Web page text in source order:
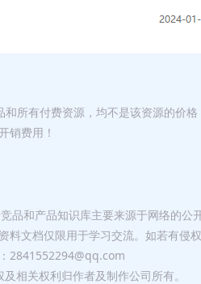
所有付费资源，均不是该资源的价
销费用！
品和产品知识库主要来源于网络的
料文档仅限用于学习交流。如若有侵
2841552294@qq.com
相关权利归作者及制作公司所有。